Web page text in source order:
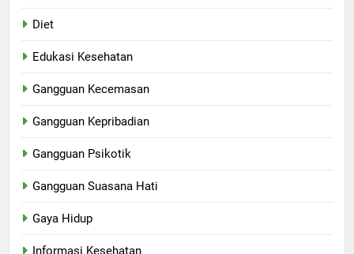
Diet
Edukasi Kesehatan
Gangguan Kecemasan
Gangguan Kepribadian
Gangguan Psikotik
Gangguan Suasana Hati
Gaya Hidup
Informasi Kesehatan